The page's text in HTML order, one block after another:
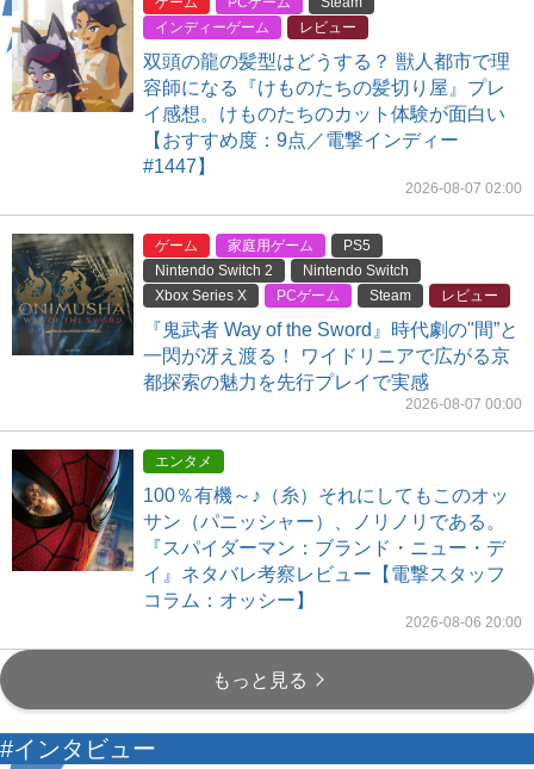
インディーゲーム
レビュー
双頭の龍の髪型はどうする？ 獣人都市で理
容師になる『けものたちの髪切り屋』プレ
イ感想。けものたちのカット体験が面白い
【おすすめ度：9点／電撃インディー
#1447】
2026-08-07 02:00
ゲーム 家庭用ゲーム
PS5
Nintendo Switch 2
Nintendo Switch
Xbox Series X
PCゲーム Steam レビュー
『鬼武者 Way of the Sword』時代劇の"間”と
一閃が冴え渡る！ ワイドリニアで広がる京
都探索の魅力を先行プレイで実感
2026-08-07 00:00
エンタメ
100％有機～♪（糸）それにしてもこのオッ
サン（パニッシャー）、ノリノリである。
『スパイダーマン：ブランド・ニュー・デ
イ』ネタバレ考察レビュー【電撃スタッフ
コラム：オッシー】
2026-08-06 20:00
もっと見る
#インタビュー